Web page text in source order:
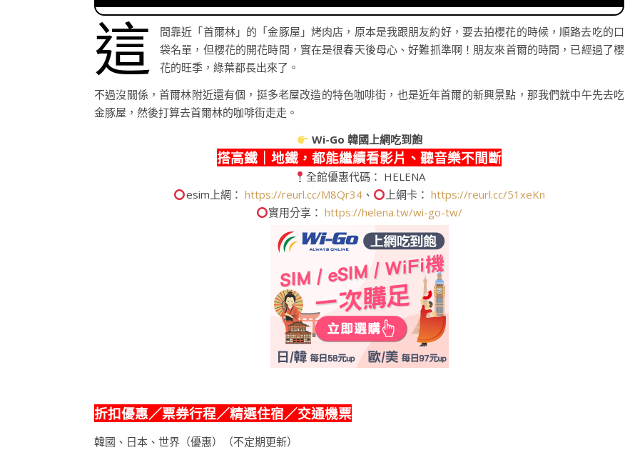
這
間靠近「首爾林」的「金豚屋」烤肉店，原本是我跟朋友約好，要去拍櫻花的時候，順路去吃的口
袋名單，但櫻花的開花時間，實在是很春天後母心、好難抓準啊！朋友來首爾的時間，已經過了櫻
花的旺季，綠葉都長出來了。
不過沒關係，首爾林附近還有個，挺多老屋改造的特色咖啡街，也是近年首爾的新興景點，那我們就中午先去吃
金豚屋，然後打算去首爾林的咖啡街走走。
Wi-Go 韓國上網吃到飽
搭高鐵｜地鐵，都能繼續看影片、聽音樂不間斷
全館優惠代碼： HELENA
esim上網： https://reurl.cc/M8Qr34、 上網卡： https://reurl.cc/51xeKn
實用分享：https://helena.tw/wi-go-tw/
折扣優惠／票券行程／精選住宿／交通機票
韓國、日本、世界（優惠）（不定期更新）